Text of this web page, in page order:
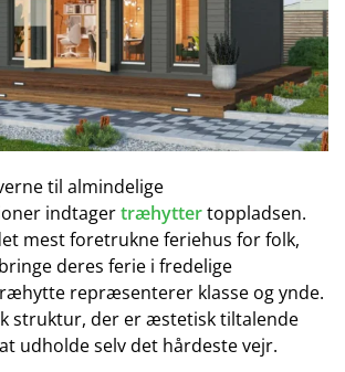
til almindelige
indtagertræhyttertoppladsen.
mest foretrukne feriehus for folk,
deres ferie i fredelige
repræsenterer klasse og ynde.
struktur, der er æstetisk tiltalende
udholde selv det hårdeste vejr.